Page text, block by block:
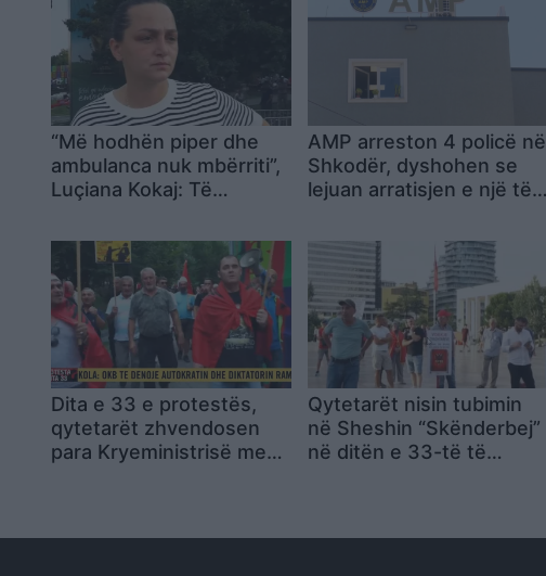
“Më hodhën piper dhe
ambulanca nuk mbërriti”,
Luçiana Kokaj: Të
furgonët e policisë dhe
kanë sy të nxirë
AMP arreston 4 policë në
Shkodër, dyshohen se
lejuan arratisjen e një të
shtëpiak
Dita e 33 e protestës,
qytetarët zhvendosen
para Kryeministrisë me
Qytetarët nisin tubimin
në Sheshin “Skënderbej”
në ditën e 33-të të